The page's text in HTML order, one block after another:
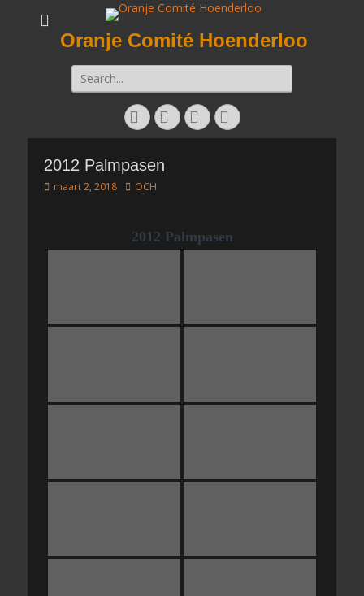
Oranje Comité Hoenderloo
Zoeken
naar:
Facebook
Twitter
E-
mail
Instagram
2012 Palmpasen
Geplaatst
maart 2, 2018 Auteur
OCH
2012 Palmpasen